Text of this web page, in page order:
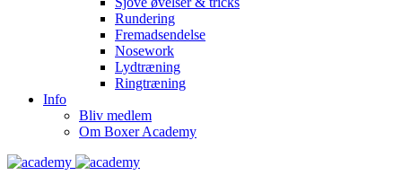
Rundering
Fremadsendelse
Nosework
Lydtræning
Ringtræning
Info
Bliv medlem
Om Boxer Academy